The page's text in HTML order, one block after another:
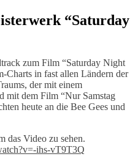
“Saturday
zum Film “Saturday Night
Charts in fast allen Ländern der
der mit einem
mit dem Film “Nur Samstag
heute an die Bee Gees und
das Video zu sehen.
ihs-vT9T3Q